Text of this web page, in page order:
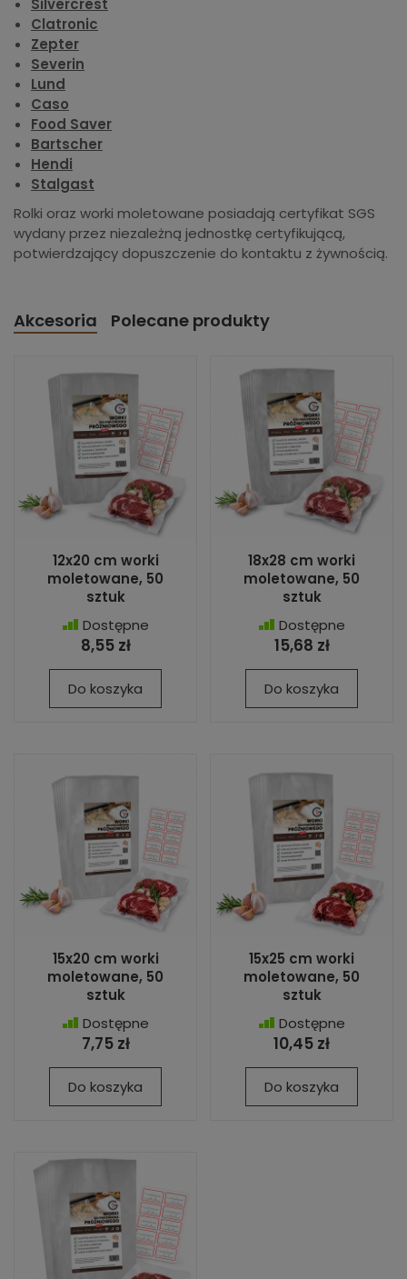
Silvercrest
Clatronic
Zepter
Severin
Lund
Caso
Food Saver
Bartscher
Hendi
Stalgast
Rolki oraz worki moletowane posiadają certyfikat SGS
wydany przez niezależną jednostkę certyfikującą,
potwierdzający dopuszczenie do kontaktu z żywnością.
Akcesoria Polecane produkty
12x20 cm worki
moletowane, 50
sztuk
Dostępne
8,55 zł
Do koszyka
18x28 cm worki
moletowane, 50
sztuk
Dostępne
15,68 zł
Do koszyka
15x20 cm worki
moletowane, 50
sztuk
Dostępne
7,75 zł
Do koszyka
15x25 cm worki
moletowane, 50
sztuk
Dostępne
10,45 zł
Do koszyka